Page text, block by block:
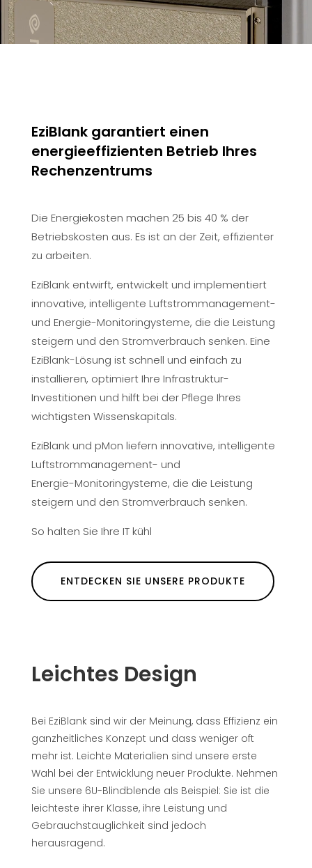
EziBlank garantiert einen
energieeffizienten Betrieb Ihres
Rechenzentrums
Die Energiekosten machen 25 bis 40 % der
Betriebskosten aus. Es ist an der Zeit, effizienter
zu arbeiten.
EziBlank entwirft, entwickelt und implementiert
innovative, intelligente Luftstrommanagement-
und Energie-Monitoringysteme, die die Leistung
steigern und den Stromverbrauch senken. Eine
EziBlank-Lösung ist schnell und einfach zu
installieren, optimiert Ihre Infrastruktur-
Investitionen und hilft bei der Pflege Ihres
wichtigsten Wissenskapitals.
EziBlank und pMon liefern innovative, intelligente
Luftstrommanagement- und
Energie-Monitoringysteme, die die Leistung
steigern und den Stromverbrauch senken.
So halten Sie Ihre IT kühl
ENTDECKEN SIE UNSERE PRODUKTE
Leichtes Design
Bei EziBlank sind wir der Meinung, dass Effizienz ein
ganzheitliches Konzept und dass weniger oft
mehr ist. Leichte Materialien sind unsere erste
Wahl bei der Entwicklung neuer Produkte. Nehmen
Sie unsere 6U-Blindblende als Beispiel: Sie ist die
leichteste ihrer Klasse, ihre Leistung und
Gebrauchstauglichkeit sind jedoch
herausragend.